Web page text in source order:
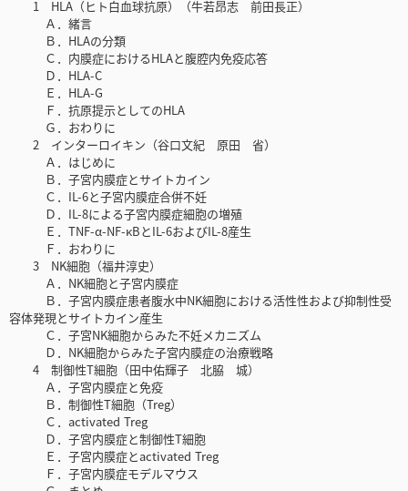
1 HLA（ヒト白血球抗原）（牛若昂志 前田長正）
Ａ．緒言
Ｂ．HLAの分類
Ｃ．内膜症におけるHLAと腹腔内免疫応答
Ｄ．HLA-C
Ｅ．HLA-G
Ｆ．抗原提示としてのHLA
Ｇ．おわりに
2 インターロイキン（谷口文紀 原田 省）
Ａ．はじめに
Ｂ．子宮内膜症とサイトカイン
Ｃ．IL-6と子宮内膜症合併不妊
Ｄ．IL-8による子宮内膜症細胞の増殖
Ｅ．TNF-α-NF-κBとIL-6およびIL-8産生
Ｆ．おわりに
3 NK細胞（福井淳史）
Ａ．NK細胞と子宮内膜症
Ｂ．子宮内膜症患者腹水中NK細胞における活性性および抑制性受
容体発現とサイトカイン産生
Ｃ．子宮NK細胞からみた不妊メカニズム
Ｄ．NK細胞からみた子宮内膜症の治療戦略
4 制御性T細胞（田中佑輝子 北脇 城）
Ａ．子宮内膜症と免疫
Ｂ．制御性T細胞（Treg）
Ｃ．activated Treg
Ｄ．子宮内膜症と制御性T細胞
Ｅ．子宮内膜症とactivated Treg
Ｆ．子宮内膜症モデルマウス